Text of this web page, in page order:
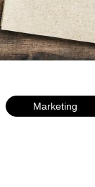
Marketing